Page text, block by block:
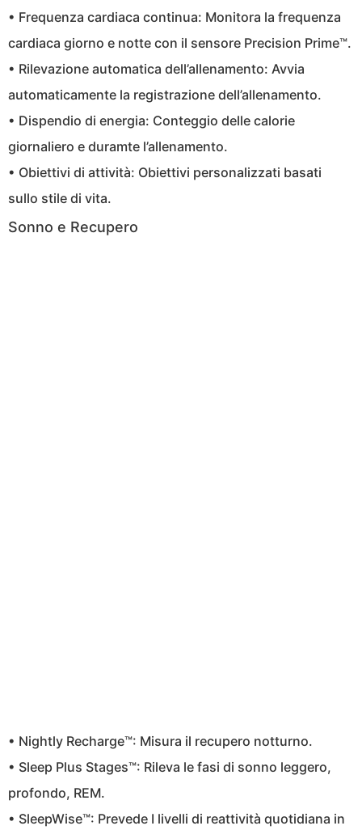
• Frequenza cardiaca continua: Monitora la frequenza
cardiaca giorno e notte con il sensore Precision Prime™.
• Rilevazione automatica dell’allenamento: Avvia
automaticamente la registrazione dell’allenamento.
• Dispendio di energia: Conteggio delle calorie
giornaliero e duramte l’allenamento.
• Obiettivi di attività: Obiettivi personalizzati basati
sullo stile di vita.
Sonno e Recupero
• Nightly Recharge™: Misura il recupero notturno.
• Sleep Plus Stages™: Rileva le fasi di sonno leggero,
profondo, REM.
• SleepWise™: Prevede I livelli di reattività quotidiana in